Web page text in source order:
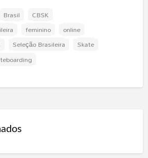
Brasil
CBSK
feminino
online
Seleção Brasileira
Skate